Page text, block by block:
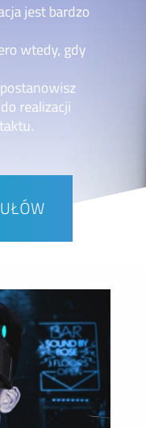
jest bardzo
wtedy, gdy
realizacji